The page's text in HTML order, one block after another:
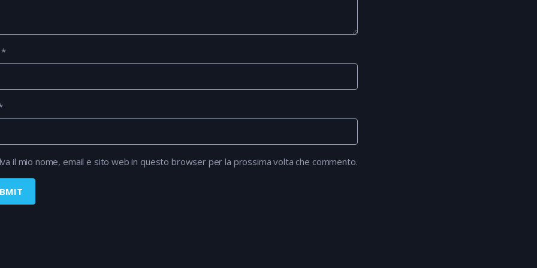
*
il mio nome, email e sito web in questo browser per la prossima volta che commento.